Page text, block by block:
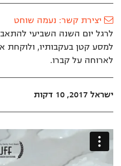
יצירת קשר: נעמה שוחט
לרגל יום השנה השביעי
למסע קטן בעקבותיו,
לארוחה על קברו.
ישראל 2017, 10 דקות